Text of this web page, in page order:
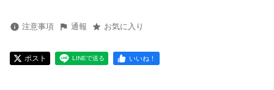
注意事項 通報 お気に入り
ポスト LINEで送る いいね！